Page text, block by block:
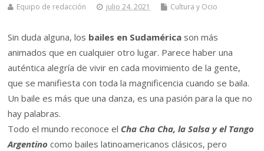
Equipo de redacción julio 24, 2021 Cultura y Ocio
Sin duda alguna, los bailes en Sudamérica son más
animados que en cualquier otro lugar. Parece haber una
auténtica alegría de vivir en cada movimiento de la gente,
que se manifiesta con toda la magnificencia cuando se baila.
Un baile es más que una danza, es una pasión para la que no
hay palabras.
Todo el mundo reconoce el Cha Cha Cha, la Salsa y el Tango
Argentino como bailes latinoamericanos clásicos, pero